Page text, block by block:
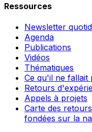
Ressources
Newsletter
Agenda
Publications
Vidéos
Thématiques
Ce qu'il ne fallait
Retours
Appels à projets
Carte des
fondées sur la